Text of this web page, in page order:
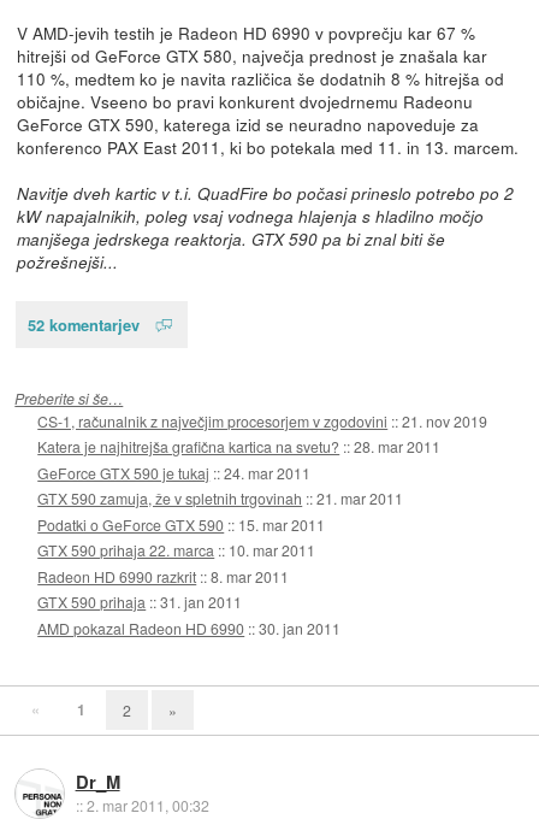
V AMD-jevih testih je Radeon HD 6990 v povprečju kar 67 %
hitrejši od GeForce GTX 580, največja prednost je znašala kar
110 %, medtem ko je navita različica še dodatnih 8 % hitrejša od
običajne. Vseeno bo pravi konkurent dvojedrnemu Radeonu
GeForce GTX 590, katerega izid se neuradno napoveduje za
konferenco PAX East 2011, ki bo potekala med 11. in 13. marcem.
Navitje dveh kartic v t.i. QuadFire bo počasi prineslo potrebo po 2
kW napajalnikih, poleg vsaj vodnega hlajenja s hladilno močjo
manjšega jedrskega reaktorja. GTX 590 pa bi znal biti še
požrešnejši...
52 komentarjev
Preberite si še…
CS-1, računalnik z največjim procesorjem v zgodovini ::21. nov 2019
Katera je najhitrejša grafična kartica na svetu? ::28. mar 2011
GeForce GTX 590 je tukaj ::24. mar 2011
GTX 590 zamuja, že v spletnih trgovinah ::21. mar 2011
Podatki o GeForce GTX 590 :: 15. mar 2011
GTX 590 prihaja 22. marca :: 10. mar 2011
Radeon HD 6990 razkrit ::8. mar 2011
GTX 590 prihaja ::31. jan 2011
AMD pokazal Radeon HD 6990 ::30. jan 2011
« 1 2 »
Dr_M
::2. mar 2011, 00:32